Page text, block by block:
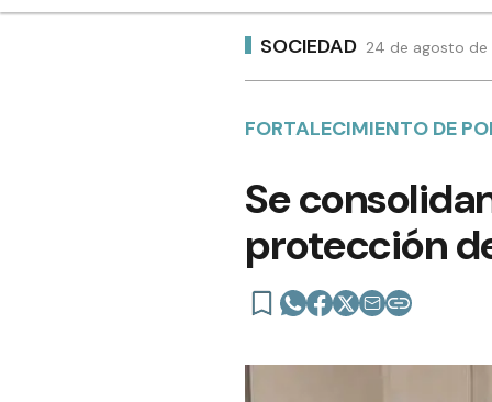
SOCIEDAD 24 de agosto
FORTALECIMIENTO DE
Se
protección